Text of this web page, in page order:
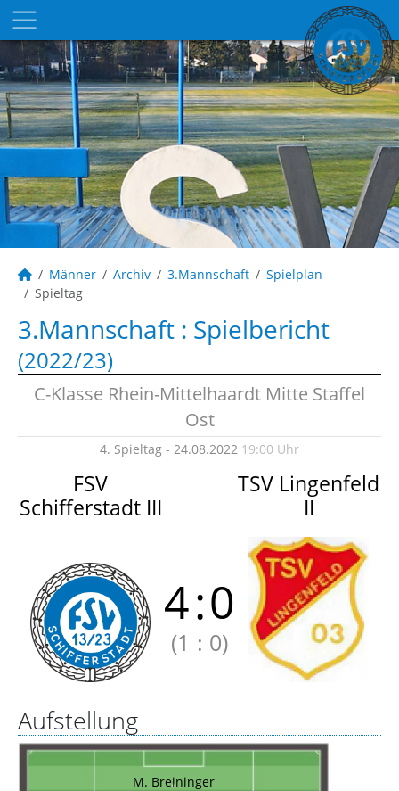
Männer Archiv 3.Mannschaft
Spielplan
Spieltag
3.Mannschaft : Spielbericht
(2022/23)
C-Klasse Rhein-Mittelhaardt Mitte Staffel
Ost
4. Spieltag - 24.08.2022 19:00 Uhr
FSV
Schifferstadt III
TSV Lingenfeld
II
4:0
(1 : 0)
Aufstellung
M. Breininger